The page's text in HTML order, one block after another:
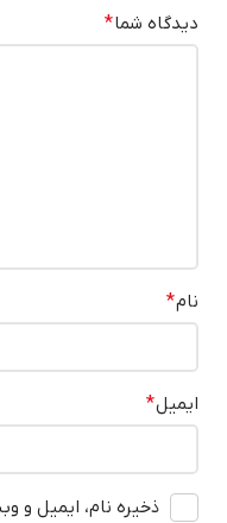
دیدگاه شما*
نام*
ایمیل*
ذخیره نام، ایمیل و